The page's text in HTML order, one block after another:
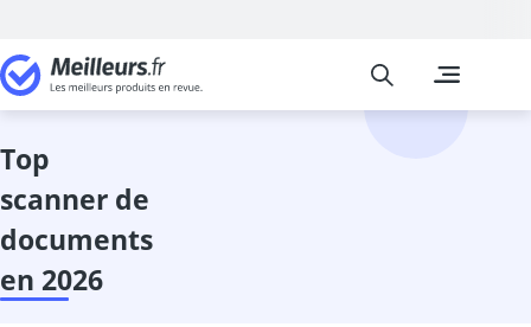
Informatique
Acer Aspire 5
Meilleurs
top
scanner de
documents
en 2026